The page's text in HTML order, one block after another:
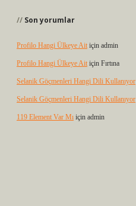
Son yorumlar
Profilo Hangi Ülkeye Ait için admin
Profilo Hangi Ülkeye Ait için Fırtına
Selanik Göçmenleri Hangi Dili Kullanıyor
Selanik Göçmenleri Hangi Dili Kullanıyor
119 Element Var Mı için admin